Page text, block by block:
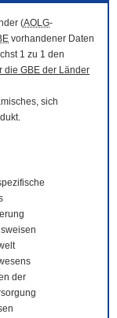
(AOLG-
vorhandener Daten
1 zu 1 den
die GBE der Länder
sich
der